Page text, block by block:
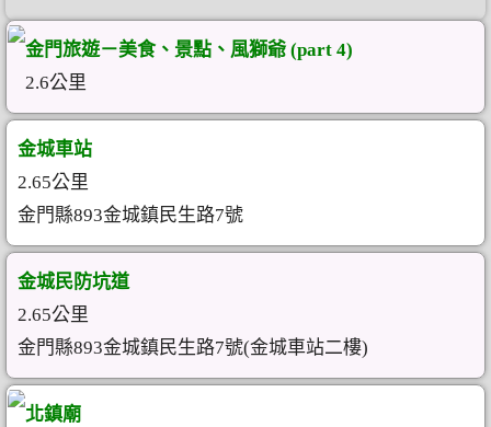
金門旅遊－美食、景點、風獅爺 (part 4)
2.6公里
金城車站
2.65公里
金門縣893金城鎮民生路7號
金城民防坑道
2.65公里
金門縣893金城鎮民生路7號(金城車站二樓)
北鎮廟